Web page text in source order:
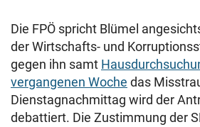
Die FPÖ spricht Blümel
der Wirtschafts- und
gegen ihn samt
vergangenen Woche das
Dienstagnachmittag wird der
debattiert. Die Zustimmung der